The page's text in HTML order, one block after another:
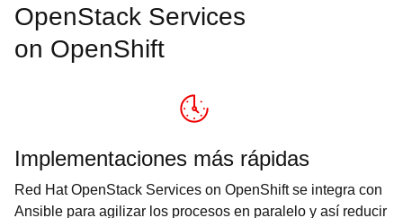
OpenStack Services
on OpenShift
Implementaciones más rápidas
Red Hat OpenStack Services on OpenShift se integra con
Ansible para agilizar los procesos en paralelo y así reducir